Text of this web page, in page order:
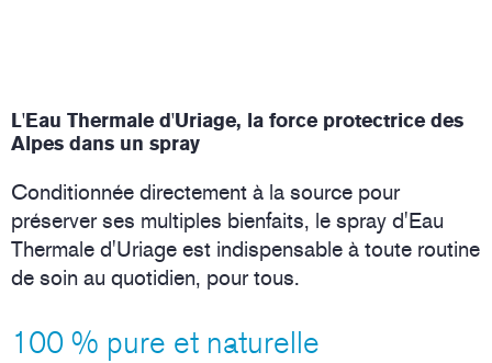
L'Eau Thermale d'Uriage, la force protectrice des
Alpes dans un spray
Conditionnée directement à la source pour
préserver ses multiples bienfaits, le spray d'Eau
Thermale d'Uriage est indispensable à toute routine
de soin au quotidien, pour tous.
100 % pure et naturelle